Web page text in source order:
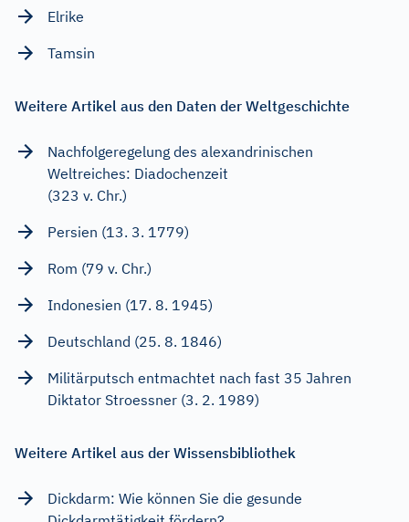
Elrike
Tamsin
Weitere Artikel aus den Daten der Weltgeschichte
Nachfolgeregelung des alexandrinischen
Weltreiches: Diadochenzeit
(323 v. Chr.)
Persien (13. 3. 1779)
Rom (79 v. Chr.)
Indonesien (17. 8. 1945)
Deutschland (25. 8. 1846)
Militärputsch entmachtet nach fast 35 Jahren
Diktator Stroessner (3. 2. 1989)
Weitere Artikel aus der Wissensbibliothek
Dickdarm: Wie können Sie die gesunde